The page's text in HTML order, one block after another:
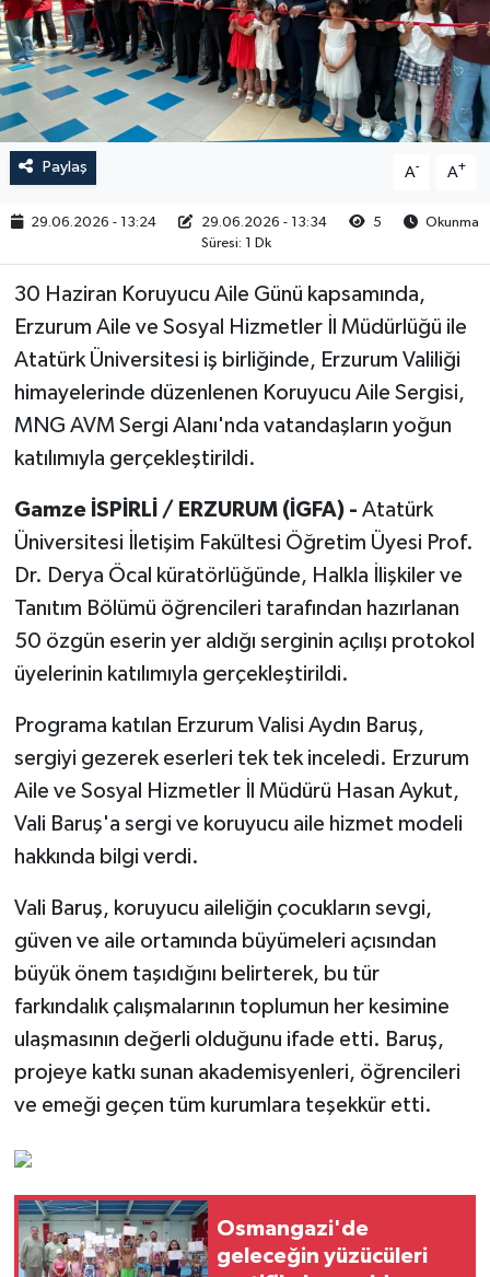
Paylaş A- A+
29.06.2026 - 13:24 29.06.2026 - 13:34 5
Okunma
Süresi: 1 Dk
30 Haziran Koruyucu Aile Günü kapsamında,
Erzurum Aile ve Sosyal Hizmetler İl Müdürlüğü ile
Atatürk Üniversitesi iş birliğinde, Erzurum Valiliği
himayelerinde düzenlenen Koruyucu Aile Sergisi,
MNG AVM Sergi Alanı'nda vatandaşların yoğun
katılımıyla gerçekleştirildi.
Gamze İSPİRLİ / ERZURUM (İGFA) - Atatürk
Üniversitesi İletişim Fakültesi Öğretim Üyesi Prof.
Dr. Derya Öcal küratörlüğünde, Halkla İlişkiler ve
Tanıtım Bölümü öğrencileri tarafından hazırlanan
50 özgün eserin yer aldığı serginin açılışı protokol
üyelerinin katılımıyla gerçekleştirildi.
Programa katılan Erzurum Valisi Aydın Baruş,
sergiyi gezerek eserleri tek tek inceledi. Erzurum
Aile ve Sosyal Hizmetler İl Müdürü Hasan Aykut,
Vali Baruş'a sergi ve koruyucu aile hizmet modeli
hakkında bilgi verdi.
Vali Baruş, koruyucu aileliğin çocukların sevgi,
güven ve aile ortamında büyümeleri açısından
büyük önem taşıdığını belirterek, bu tür
farkındalık çalışmalarının toplumun her kesimine
ulaşmasının değerli olduğunu ifade etti. Baruş,
projeye katkı sunan akademisyenleri, öğrencileri
ve emeği geçen tüm kurumlara teşekkür etti.
Osmangazi'de
geleceğin yüzücüleri
RESMİ İLAN